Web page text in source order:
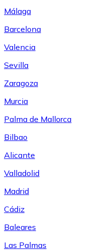
Málaga
Barcelona
Valencia
Sevilla
Zaragoza
Murcia
Palma de Mallorca
Bilbao
Alicante
Valladolid
Madrid
Cádiz
Baleares
Las Palmas